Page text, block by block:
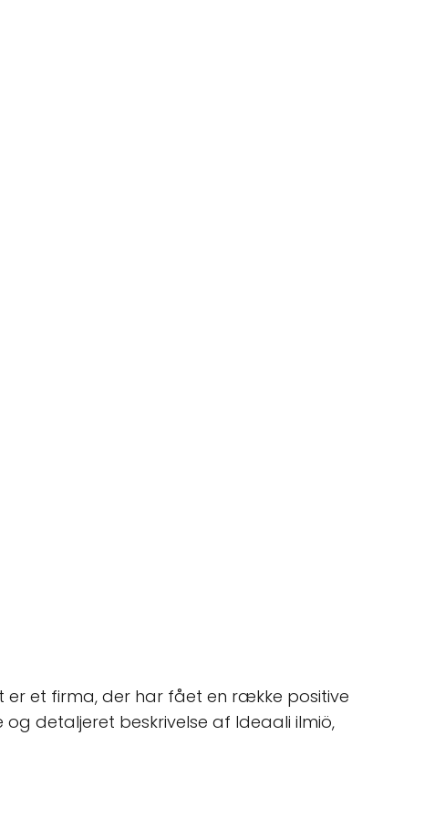
er et firma, der har fået en række positive
detaljeret beskrivelse af Ideaali ilmiö,